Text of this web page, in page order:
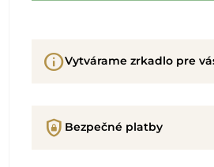
infoVytvárame zrkadlo pre
shield_lock Bezpečné platby